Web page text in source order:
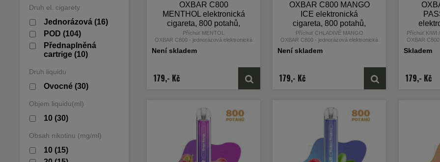
Druh el. cigarety
Jednorázová (16)
POD (104)
Přednaplněná
cartrige (10)
Druh liquidu
Ovocné (30)
Objem liquidu(ml)
10 (30)
Obsah nikotinu (mg/ml)
10 (15)
OXBAR C800
MENTHOL elektronická
cigareta, 800 potahů,
16mg nikotinu
Příchuť MENTOL
OXBAR C800 - jednorázová elektronická
cigareta od světoznámého výrobce OXVA
Není skladem
179,- Kč
OXBAR C800 MANGO
ICE elektronická
cigareta, 800 potahů,
16mg nikotinu
Příchuť CHLADIVÉ MANGO
OXBAR C800 - jednorázová elektronická
cigareta od světoznámého výrobce OXVA
Není skladem
179,- Kč
800
Příchuť KIWI
OXBAR
Skladem
179,- Kč